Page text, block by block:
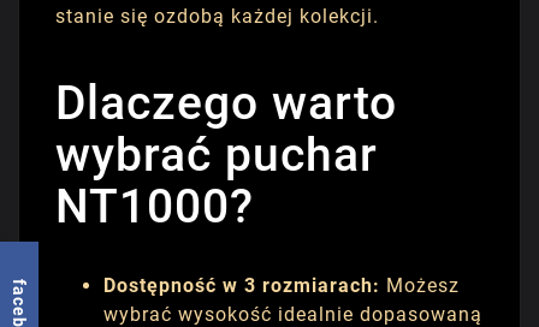
stanie się ozdobą każdej kolekcji.
Dlaczego warto
wybrać puchar
NT1000?
Dostępność w 3 rozmiarach: Możesz
wybrać wysokość idealnie dopasowaną